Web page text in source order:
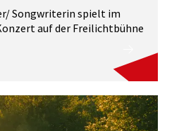
Songwriterin spielt im
auf der Freilichtbühne